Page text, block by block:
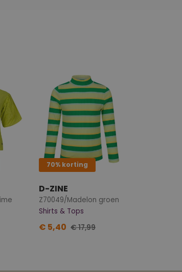
70% korting
D-ZINE
Z70049/Madelon groen
Shirts & Tops
€ 5,40 € 17,99